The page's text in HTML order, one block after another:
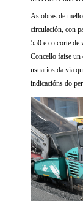
As obras de
circulación, con
550 e co corte de
Concello faise un
usuarios da vía
indicacións do